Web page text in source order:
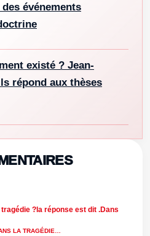
événements
existé ? Jean-
répond aux thèses
?la réponse est dit .Dans
LA TRAGÉDIE…